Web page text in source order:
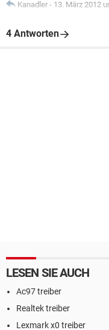
Kanadler - 13. März 2012
4 Antworten
LESEN SIE AUCH
Ac97 treiber
Realtek treiber
Lexmark x0 treiber